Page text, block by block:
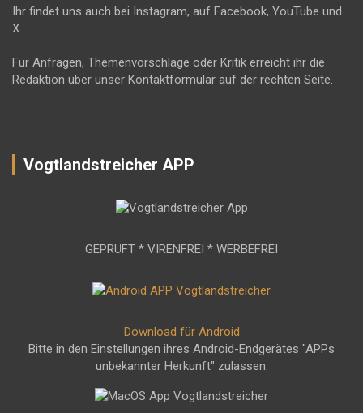
Ihr findet uns auch bei Instagram, auf Facebook, YouTube und
X.
Für Anfragen, Themenvorschläge oder Kritik erreicht ihr die
Redaktion über unser Kontaktformular auf der rechten Seite.
Vogtlandstreicher APP
GEPRÜFT * VIRENFREI * WERBEFREI
Download für Android
Bitte in den Einstellungen ihres Android-Endgerätes "APPs
unbekannter Herkunft" zulassen.